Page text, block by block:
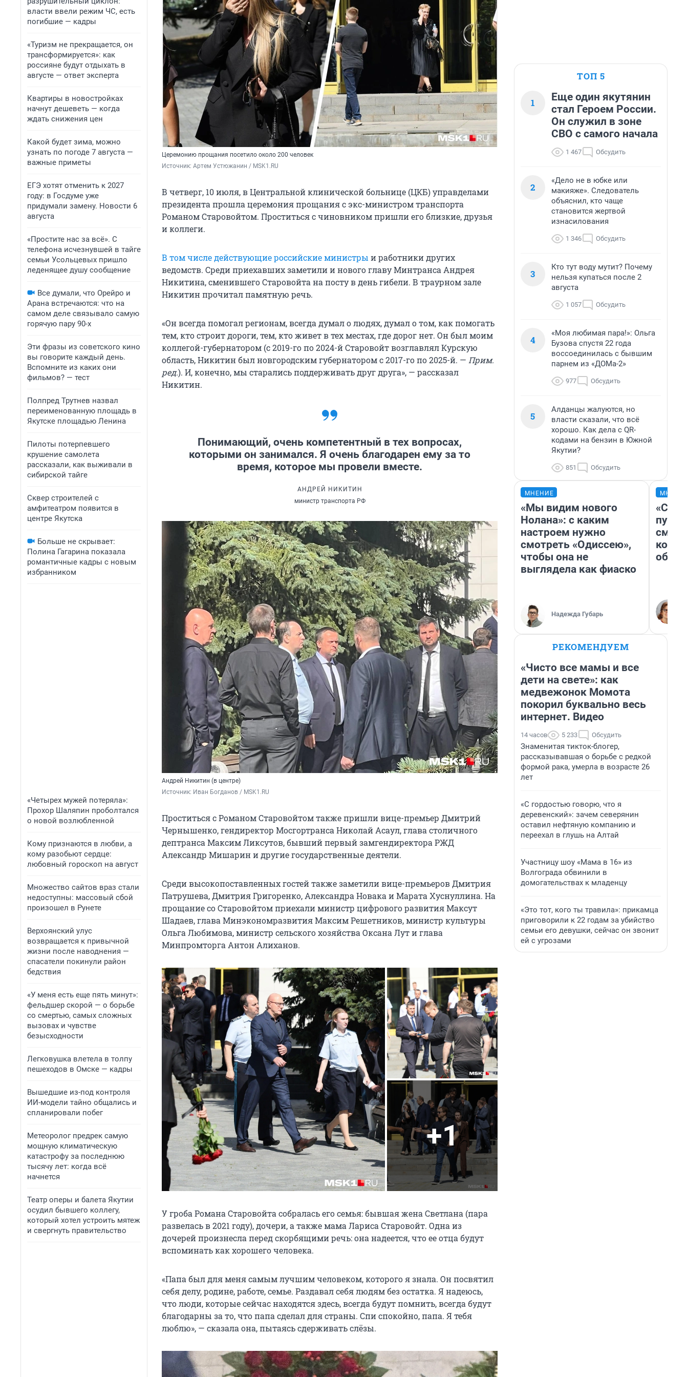
власти ввели режим ЧС, есть
погибшие — кадры
«Туризм не прекращается, он
трансформируется»: как
россияне будут отдыхать в
августе — ответ эксперта
Квартиры в новостройках
начнут дешеветь — когда
ждать снижения цен
Какой будет зима, можно
узнать по погоде 7 августа —
важные приметы
ЕГЭ хотят отменить к 2027
году: в Госдуме уже
придумали замену. Новости 6
августа
«Простите нас за всё». С
телефона исчезнувшей в тайге
семьи Усольцевых пришло
леденящее душу сообщение
Все думали, что Орейро и
Арана встречаются: что на
самом деле связывало самую
горячую пару 90-х
Эти фразы из советского кино
вы говорите каждый день.
Вспомните из каких они
фильмов? — тест
Полпред Трутнев назвал
переименованную площадь в
Якутске площадью Ленина
Пилоты потерпевшего
крушение самолета
рассказали, как выживали в
сибирской тайге
Сквер строителей с
амфитеатром появится в
центре Якутска
Больше не скрывает:
Полина Гагарина показала
романтичные кадры с новым
избранником
«Четырех мужей потеряла»:
Прохор Шаляпин проболтался
о новой возлюбленной
Кому признаются в любви, а
кому разобьют сердце:
любовный гороскоп на август
Множество сайтов враз стали
недоступны: массовый сбой
произошел в Рунете
Верхоянский улус
возвращается к привычной
жизни после наводнения —
спасатели покинули район
бедствия
«У меня есть еще пять минут»:
фельдшер скорой — о борьбе
со смертью, самых сложных
вызовах и чувстве
безысходности
Легковушка влетела в толпу
пешеходов в Омске — кадры
Вышедшие из-под контроля
ИИ-модели тайно общались и
спланировали побег
Метеоролог предрек самую
мощную климатическую
катастрофу за последнюю
тысячу лет: когда всё
начнется
Театр оперы и балета Якутии
осудил бывшего коллегу,
который хотел устроить мятеж
и свергнуть правительство
Церемонию прощания посетило около 200 человек
Источник: Артем Устюжанин / MSK1.RU
В четверг, 10 июля, в Центральной клинической больнице (ЦКБ) управделами
президента прошла церемония прощания с экс-министром транспорта
Романом Старовойтом. Проститься с чиновником пришли его близкие, друзья
и коллеги.
В том числе действующие российские министры и работники других
ведомств. Среди приехавших заметили и нового главу Минтранса Андрея
Никитина, сменившего Старовойта на посту в день гибели. В траурном зале
Никитин прочитал памятную речь.
«Он всегда помогал регионам, всегда думал о людях, думал о том, как помогать
тем, кто строит дороги, тем, кто живет в тех местах, где дорог нет. Он был моим
коллегой-губернатором (с 2019-го по 2024-й Старовойт возглавлял Курскую
область, Никитин был новгородским губернатором с 2017-го по2025-й. — Прим.
ред.). И, конечно, мы старались поддерживать друг друга», — рассказал
Никитин.
Понимающий, очень компетентный в тех вопросах,
которыми он занимался. Я очень благодарен ему за то
время, которое мы провели вместе.
АНДРЕЙ НИКИТИН
министр транспорта РФ
Андрей Никитин (в центре)
Источник: Иван Богданов / MSK1.RU
Проститься с Романом Старовойтом также пришли вице-премьер Дмитрий
Чернышенко, гендиректор Мосгортранса Николай Асаул, глава столичного
дептранса Максим Ликсутов, бывший первый замгендиректора РЖД
Александр Мишарин и другие государственные деятели.
Среди высокопоставленных гостей также заметили вице-премьеров Дмитрия
Патрушева, Дмитрия Григоренко, Александра Новака и Марата Хуснуллина. На
прощание со Старовойтом приехали министр цифрового развития Максут
Шадаев, глава Минэкономразвития Максим Решетников, министр культуры
Ольга Любимова, министр сельского хозяйства Оксана Лут и глава
Минпромторга Антон Алиханов.
+1
У гроба Романа Старовойта собралась его семья: бывшая жена Светлана (пара
развелась в 2021 году), дочери, а также мама Лариса Старовойт. Одна из
дочерей произнесла перед скорбящими речь: она надеется, что ее отца будут
вспоминать как хорошего человека.
«Папа был для меня самым лучшим человеком, которого я знала. Он посвятил
себя делу, родине, работе, семье. Раздавал себя людям без остатка. Я надеюсь,
что люди, которые сейчас находятся здесь, всегда будут помнить, всегда будут
благодарны за то, что папа сделал для страны. Спи спокойно, папа. Я тебя
люблю», — сказала она, пытаясь сдерживать слёзы.
ТОП 5
1
Еще один якутянин
стал Героем России.
Он служил в зоне
СВО с самого начала
1 467 Обсудить
2
«Дело не в юбке или
макияже». Следователь
объяснил, кто чаще
становится жертвой
изнасилования
1 346 Обсудить
3
Кто тут воду мутит? Почему
нельзя купаться после 2
августа
1 057 Обсудить
4
«Моя любимая пара!»: Ольга
Бузова спустя 22 года
воссоединилась с бывшим
парнем из «ДОМа-2»
977 Обсудить
5
Алданцы жалуются, но
власти сказали, что всё
хорошо. Как дела с QR-
кодами на бензин в Южной
Якутии?
851 Обсудить
МНЕНИЕ
«Мы видим нового
Нолана»: с каким
настроем нужно
смотреть «Одиссею»,
чтобы она не
выглядела как фиаско
Надежда Губарь
РЕКОМЕНДУЕМ
«Чисто все мамы и все
дети на свете»: как
медвежонок Момота
покорил буквально весь
интернет. Видео
14 часов 5 233 Обсудить
Знаменитая тикток-блогер,
рассказывавшая о борьбе с редкой
формой рака, умерла в возрасте 26
лет
«С гордостью говорю, что я
деревенский»: зачем северянин
оставил нефтяную компанию и
переехал в глушь на Алтай
Участницу шоу «Мама в 16» из
Волгограда обвинили в
домогательствах к младенцу
«Это тот, кого ты травила»: прикамца
приговорили к 22 годам за убийство
семьи его девушки, сейчас он звонит
ей с угрозами